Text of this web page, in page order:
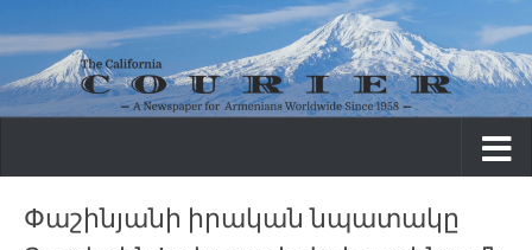
Skip to content
Փաշինյանի իրական նպատակը